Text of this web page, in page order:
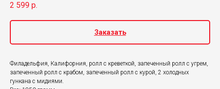
2 599 р.
Заказать
Филадельфия, Калифорния, ролл с креветкой, запеченный ролл с угрем,
запеченный ролл с крабом, запеченный ролл с курой, 2 холодных
гункана с мидиями.